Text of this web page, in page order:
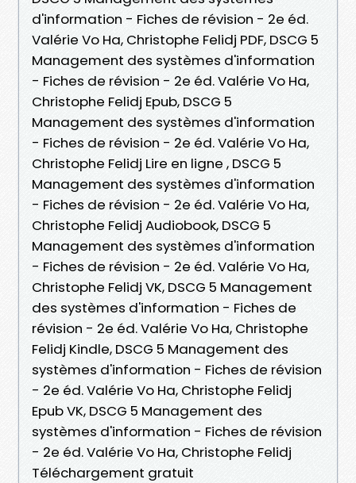
d'information - Fiches de révision - 2e éd.
Valérie Vo Ha, Christophe Felidj PDF, DSCG 5
Management des systèmes d'information
- Fiches de révision - 2e éd. Valérie Vo Ha,
Christophe Felidj Epub, DSCG 5
Management des systèmes d'information
- Fiches de révision - 2e éd. Valérie Vo Ha,
Christophe Felidj Lire en ligne , DSCG 5
Management des systèmes d'information
- Fiches de révision - 2e éd. Valérie Vo Ha,
Christophe Felidj Audiobook, DSCG 5
Management des systèmes d'information
- Fiches de révision - 2e éd. Valérie Vo Ha,
Christophe Felidj VK, DSCG 5 Management
des systèmes d'information - Fiches de
révision - 2e éd. Valérie Vo Ha, Christophe
Felidj Kindle, DSCG 5 Management des
systèmes d'information - Fiches de révision
- 2e éd. Valérie Vo Ha, Christophe Felidj
Epub VK, DSCG 5 Management des
systèmes d'information - Fiches de révision
- 2e éd. Valérie Vo Ha, Christophe Felidj
Téléchargement gratuit